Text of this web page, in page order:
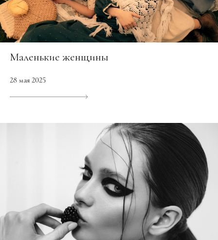
Маленькие женщины
28 мая 2025